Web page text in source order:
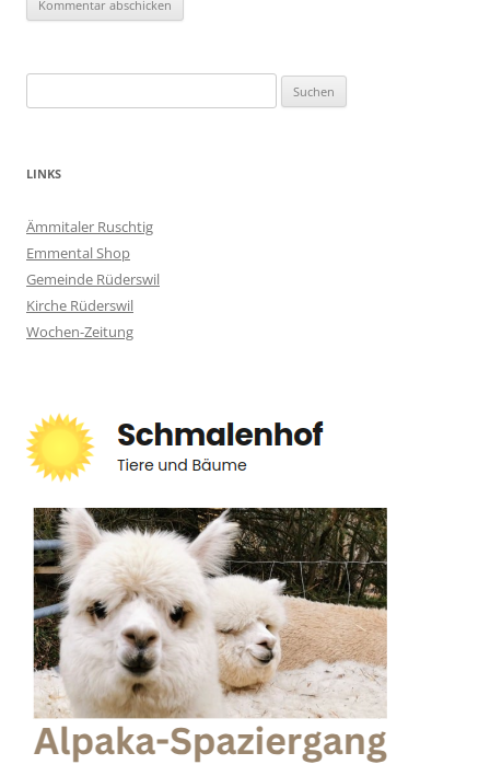
nach:
LINKS
Ämmitaler Ruschtig
Emmental Shop
Gemeinde Rüderswil
Kirche Rüderswil
Wochen-Zeitung